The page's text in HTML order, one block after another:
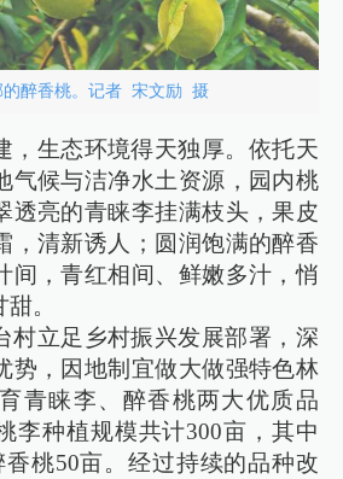
的醉香桃。记者 宋文励 摄
，生态环境得天独厚。依托天
气候与洁净水土资源，园内桃
透亮的青睐李挂满枝头，果皮
，清新诱人；圆润饱满的醉香
间，青红相间、鲜嫩多汁，悄
。
村立足乡村振兴发展部署，深
势，因地制宜做大做强特色林
青睐李、醉香桃两大优质品
李种植规模共计300亩，其中
桃50亩。经过持续的品种改